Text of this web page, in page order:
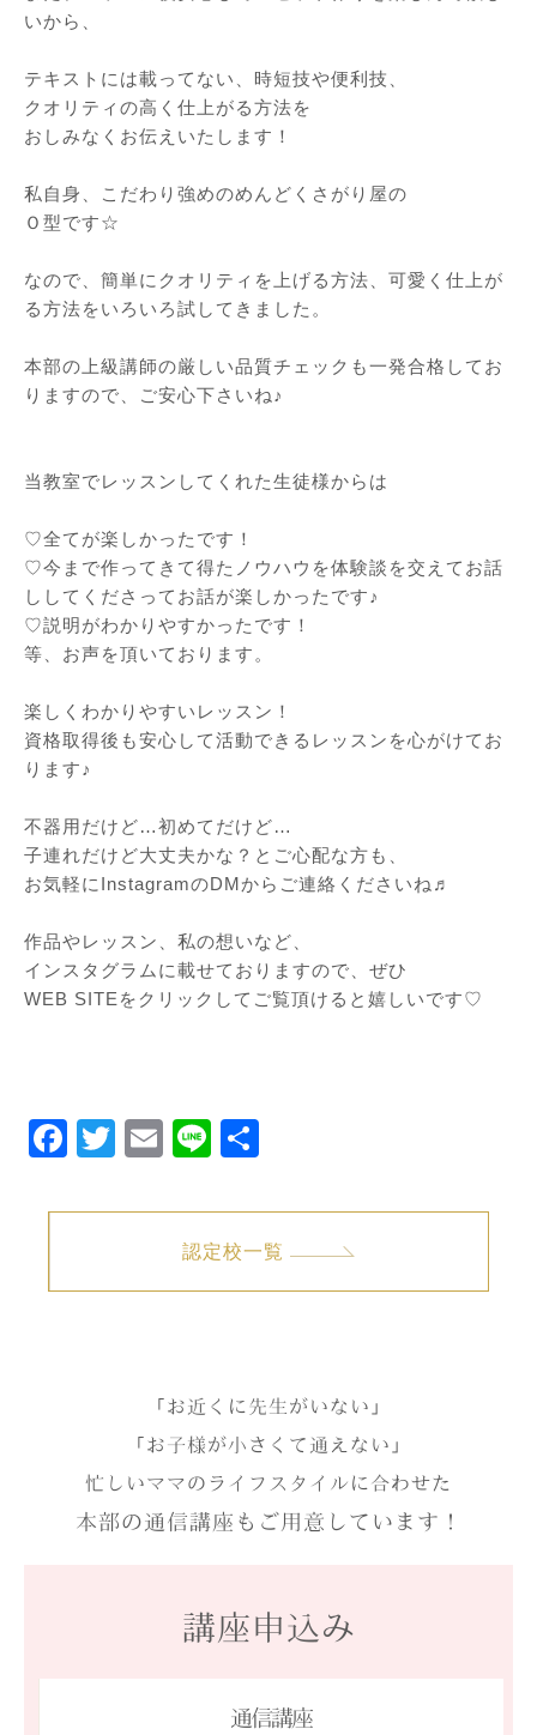
いから、
テキストには載ってない、時短技や便利技、
クオリティの高く仕上がる方法を
おしみなくお伝えいたします！
私自身、こだわり強めのめんどくさがり屋の
Ｏ型です☆
なので、簡単にクオリティを上げる方法、可愛く仕上が
る方法をいろいろ試してきました。
本部の上級講師の厳しい品質チェックも一発合格してお
りますので、ご安心下さいね♪
当教室でレッスンしてくれた生徒様からは
♡全てが楽しかったです！
♡今まで作ってきて得たノウハウを体験談を交えてお話
ししてくださってお話が楽しかったです♪
♡説明がわかりやすかったです！
等、お声を頂いております。
楽しくわかりやすいレッスン！
資格取得後も安心して活動できるレッスンを心がけてお
ります♪
不器用だけど…初めてだけど…
子連れだけど大丈夫かな？とご心配な方も、
お気軽にInstagramのDMからご連絡くださいね♬
作品やレッスン、私の想いなど、
インスタグラムに載せておりますので、ぜひ
WEB SITEをクリックしてご覧頂けると嬉しいです♡
Facebook
Twitter
EmailLine
認定校一覧
「お近くに先生がいない」
「お子様が小さくて通えない」
忙しいママのライフスタイルに合わせた
本部の通信講座もご用意しています！
講座申込み
通信講座